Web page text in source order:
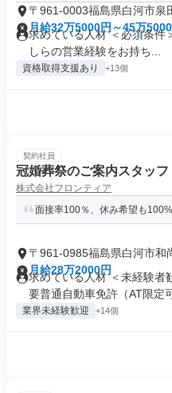
〒961-0003福島県白河市泉
月給32万5000円～45万
求めている人材 ＜必須条件
しらの営業経験をお持ち...
資格取得支援あり +13個
契約社員
冠婚葬祭のご案内スタッフ
株式会社フロンティア
面接率100％、休み希望も
〒961-0985福島県白河市和
月給28万2000円
求めている人材 ＜未経験者
要普通自動車免許（AT限定
業界未経験歓迎 +14個